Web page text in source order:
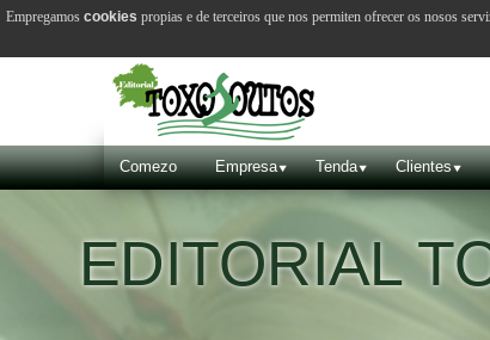
Comezo Empresa Tenda Clientes
EDITORIAL
Empregamos cookies propias e de terceiros que nos permiten ofrecer os nosos